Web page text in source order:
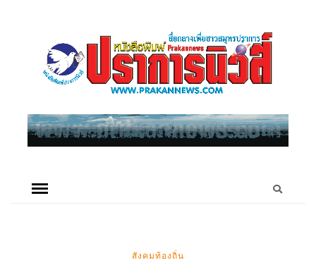
สังคมท้องถิ่น